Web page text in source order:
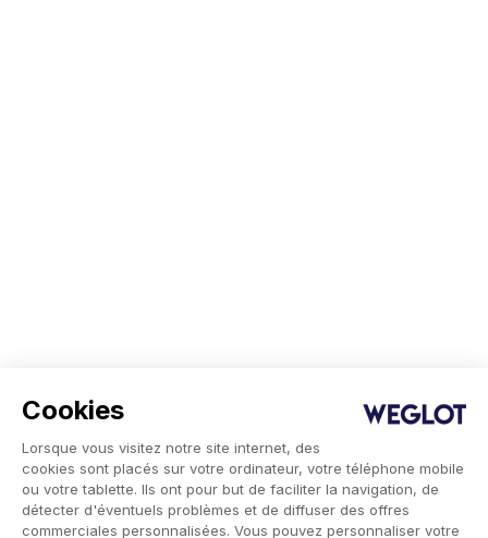
Cookies
Lorsque vous visitez notre site internet, des
cookies sont placés sur votre ordinateur, votre téléphone mobile
ou votre tablette. Ils ont pour but de faciliter la navigation, de
détecter d'éventuels problèmes et de diffuser des offres
commerciales personnalisées. Vous pouvez personnaliser votre